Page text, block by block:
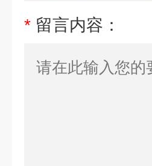
* 留言内容：